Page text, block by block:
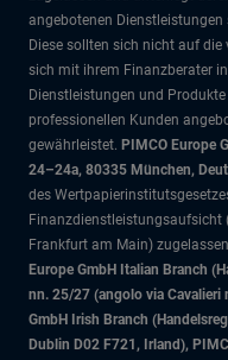
angebotenen
Diese sollten sich nicht auf
sich mit ihrem Finanzberater
Dienstleistungen und
professionellen Kunden
gewährleistet. PIMCO Europe
24–24a, 80335 München,
des
Finanzdienstleistungsaufsicht
Frankfurt am Main)
Europe GmbH Italian Branch
nn. 25/27 (angolo via Cavalieri
GmbH Irish Branch
Dublin D02 F721, Irland),